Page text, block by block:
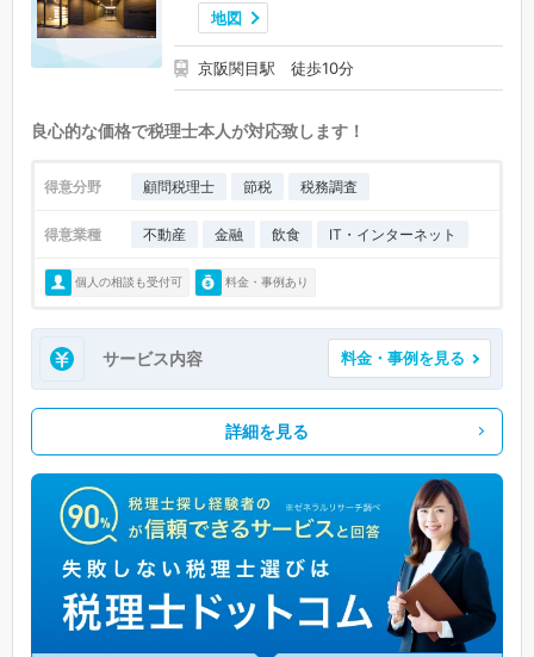
地図
京阪関目駅 徒歩10分
良心的な価格で税理士本人が対応致します！
得意分野 顧問税理士 節税 税務調査
得意業種 不動産 金融 飲食 IT・インターネット
個人の相談も受付可 料金・事例あり
サービス内容 料金・事例を見る
詳細を見る